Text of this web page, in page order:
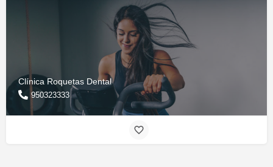
Clínica Roquetas Dental
950323333